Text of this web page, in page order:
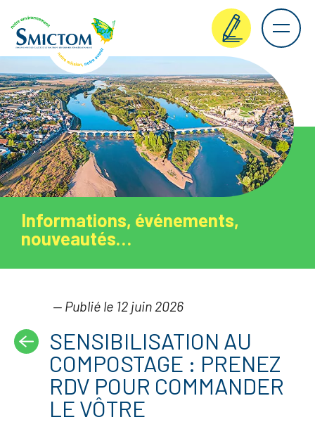
Informations, événements,
nouveautés…
— Publié le 12 juin 2026
SENSIBILISATION AU
COMPOSTAGE : PRENEZ
RDV POUR COMMANDER
LE VÔTRE